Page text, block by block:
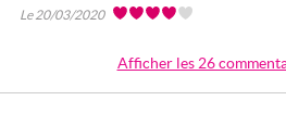
Le 20/03/2020
Afficher les 26